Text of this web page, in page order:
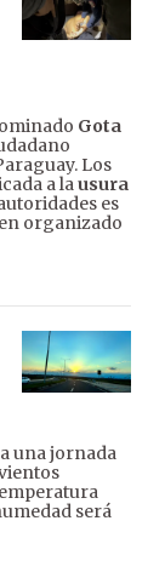
Gota
Los
a lausura
es
organizado
una jornada
será